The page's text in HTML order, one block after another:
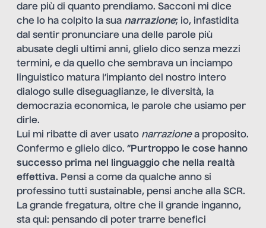
dare più di quanto prendiamo. Sacconi mi dice
che lo ha colpito la sua narrazione; io, infastidita
dal sentir pronunciare una delle parole più
abusate degli ultimi anni, glielo dico senza mezzi
termini, e da quello che sembrava un inciampo
linguistico matura l’impianto del nostro intero
dialogo sulle diseguaglianze, le diversità, la
democrazia economica, le parole che usiamo per
dirle.
Lui mi ribatte di aver usato narrazionea proposito.
Confermo e glielo dico. “Purtroppo le cose hanno
successo prima nel linguaggio che nella realtà
effettiva. Pensi a come da qualche anno si
professino tutti sustainable, pensi anche alla SCR.
La grande fregatura, oltre che il grande inganno,
sta qui: pensando di poter trarre benefici